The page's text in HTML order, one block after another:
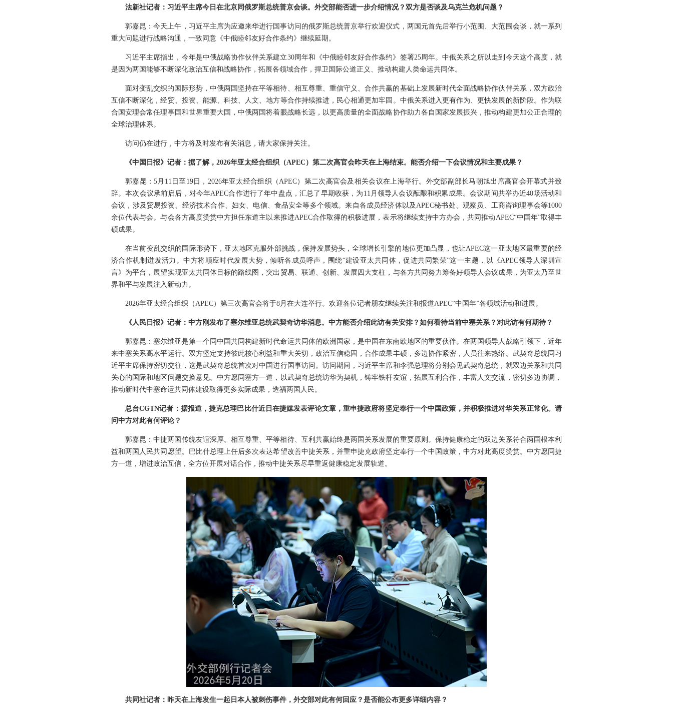
法新社记者：习近平主席今日在北京同俄罗斯总统普京会谈。外交部能否进一步介绍情况？双方是否谈及乌克兰危机问题？
郭嘉昆：今天上午，习近平主席为应邀来华进行国事访问的俄罗斯总统普京举行欢迎仪式，两国元首先后举行小范围、大范围会谈，就一系列
重大问题进行战略沟通，一致同意《中俄睦邻友好合作条约》继续延期。
习近平主席指出，今年是中俄战略协作伙伴关系建立30周年和《中俄睦邻友好合作条约》签署25周年。中俄关系之所以走到今天这个高度，就
是因为两国能够不断深化政治互信和战略协作，拓展各领域合作，捍卫国际公道正义、推动构建人类命运共同体。
面对变乱交织的国际形势，中俄两国坚持在平等相待、相互尊重、重信守义、合作共赢的基础上发展新时代全面战略协作伙伴关系，双方政治
互信不断深化，经贸、投资、能源、科技、人文、地方等合作持续推进，民心相通更加牢固。中俄关系进入更有作为、更快发展的新阶段。作为联
合国安理会常任理事国和世界重要大国，中俄两国将着眼战略长远，以更高质量的全面战略协作助力各自国家发展振兴，推动构建更加公正合理的
全球治理体系。
访问仍在进行，中方将及时发布有关消息，请大家保持关注。
《中国日报》记者：据了解，2026年亚太经合组织（APEC）第二次高官会昨天在上海结束。能否介绍一下会议情况和主要成果？
郭嘉昆：5月11日至19日，2026年亚太经合组织（APEC）第二次高官会及相关会议在上海举行。外交部副部长马朝旭出席高官会开幕式并致
辞。本次会议承前启后，对今年APEC合作进行了年中盘点，汇总了早期收获，为11月领导人会议酝酿和积累成果。会议期间共举办近40场活动和
会议，涉及贸易投资、经济技术合作、妇女、电信、食品安全等多个领域。来自各成员经济体以及APEC秘书处、观察员、工商咨询理事会等1000
余位代表与会。与会各方高度赞赏中方担任东道主以来推进APEC合作取得的积极进展，表示将继续支持中方办会，共同推动APEC“中国年”取得丰
硕成果。
在当前变乱交织的国际形势下，亚太地区克服外部挑战，保持发展势头，全球增长引擎的地位更加凸显，也让APEC这一亚太地区最重要的经
济合作机制迸发活力。中方将顺应时代发展大势，倾听各成员呼声，围绕“建设亚太共同体，促进共同繁荣”这一主题，以《APEC领导人深圳宣
言》为平台，展望实现亚太共同体目标的路线图，突出贸易、联通、创新、发展四大支柱，与各方共同努力筹备好领导人会议成果，为亚太乃至世
界和平与发展注入新动力。
2026年亚太经合组织（APEC）第三次高官会将于8月在大连举行。欢迎各位记者朋友继续关注和报道APEC“中国年”各领域活动和进展。
《人民日报》记者：中方刚发布了塞尔维亚总统武契奇访华消息。中方能否介绍此访有关安排？如何看待当前中塞关系？对此访有何期待？
郭嘉昆：塞尔维亚是第一个同中国共同构建新时代命运共同体的欧洲国家，是中国在东南欧地区的重要伙伴。在两国领导人战略引领下，近年
来中塞关系高水平运行。双方坚定支持彼此核心利益和重大关切，政治互信稳固，合作成果丰硕，多边协作紧密，人员往来热络。武契奇总统同习
近平主席保持密切交往，这是武契奇总统首次对中国进行国事访问。访问期间，习近平主席和李强总理将分别会见武契奇总统，就双边关系和共同
关心的国际和地区问题交换意见。中方愿同塞方一道，以武契奇总统访华为契机，铸牢铁杆友谊，拓展互利合作，丰富人文交流，密切多边协调，
推动新时代中塞命运共同体建设取得更多实际成果，造福两国人民。
总台CGTN记者：据报道，捷克总理巴比什近日在捷媒发表评论文章，重申捷政府将坚定奉行一个中国政策，并积极推进对华关系正常化。请
问中方对此有何评论？
郭嘉昆：中捷两国传统友谊深厚。相互尊重、平等相待、互利共赢始终是两国关系发展的重要原则。保持健康稳定的双边关系符合两国根本利
益和两国人民共同愿望。巴比什总理上任后多次表达希望改善中捷关系，并重申捷克政府坚定奉行一个中国政策，中方对此高度赞赏。中方愿同捷
方一道，增进政治互信，全方位开展对话合作，推动中捷关系尽早重返健康稳定发展轨道。
共同社记者：昨天在上海发生一起日本人被刺伤事件，外交部对此有何回应？是否能公布更多详细内容？